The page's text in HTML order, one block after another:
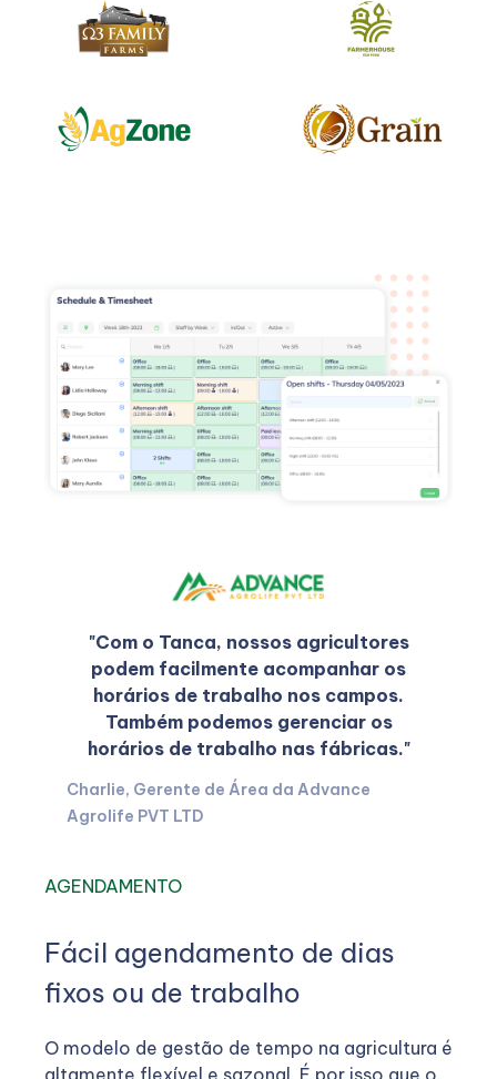
"Com o Tanca, nossos agricultores
podem facilmente acompanhar os
horários de trabalho nos campos.
Também podemos gerenciar os
horários de trabalho nas fábricas."
Charlie, Gerente de Área da Advance
Agrolife PVT LTD
AGENDAMENTO
Fácil agendamento de dias
fixos ou de trabalho
O modelo de gestão de tempo na agricultura é
altamente flexível e sazonal. É por isso que o